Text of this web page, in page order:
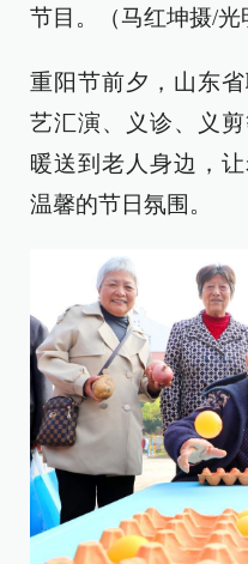
节目。（马红坤摄/光
重阳节前夕，山东
艺汇演、义诊、义
暖送到老人身边，
温馨的节日氛围。